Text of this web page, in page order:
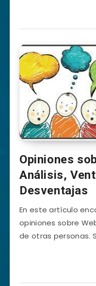
Opiniones
Análisis,
Desventajas
En este artículo
opiniones sobre
de otras personas.